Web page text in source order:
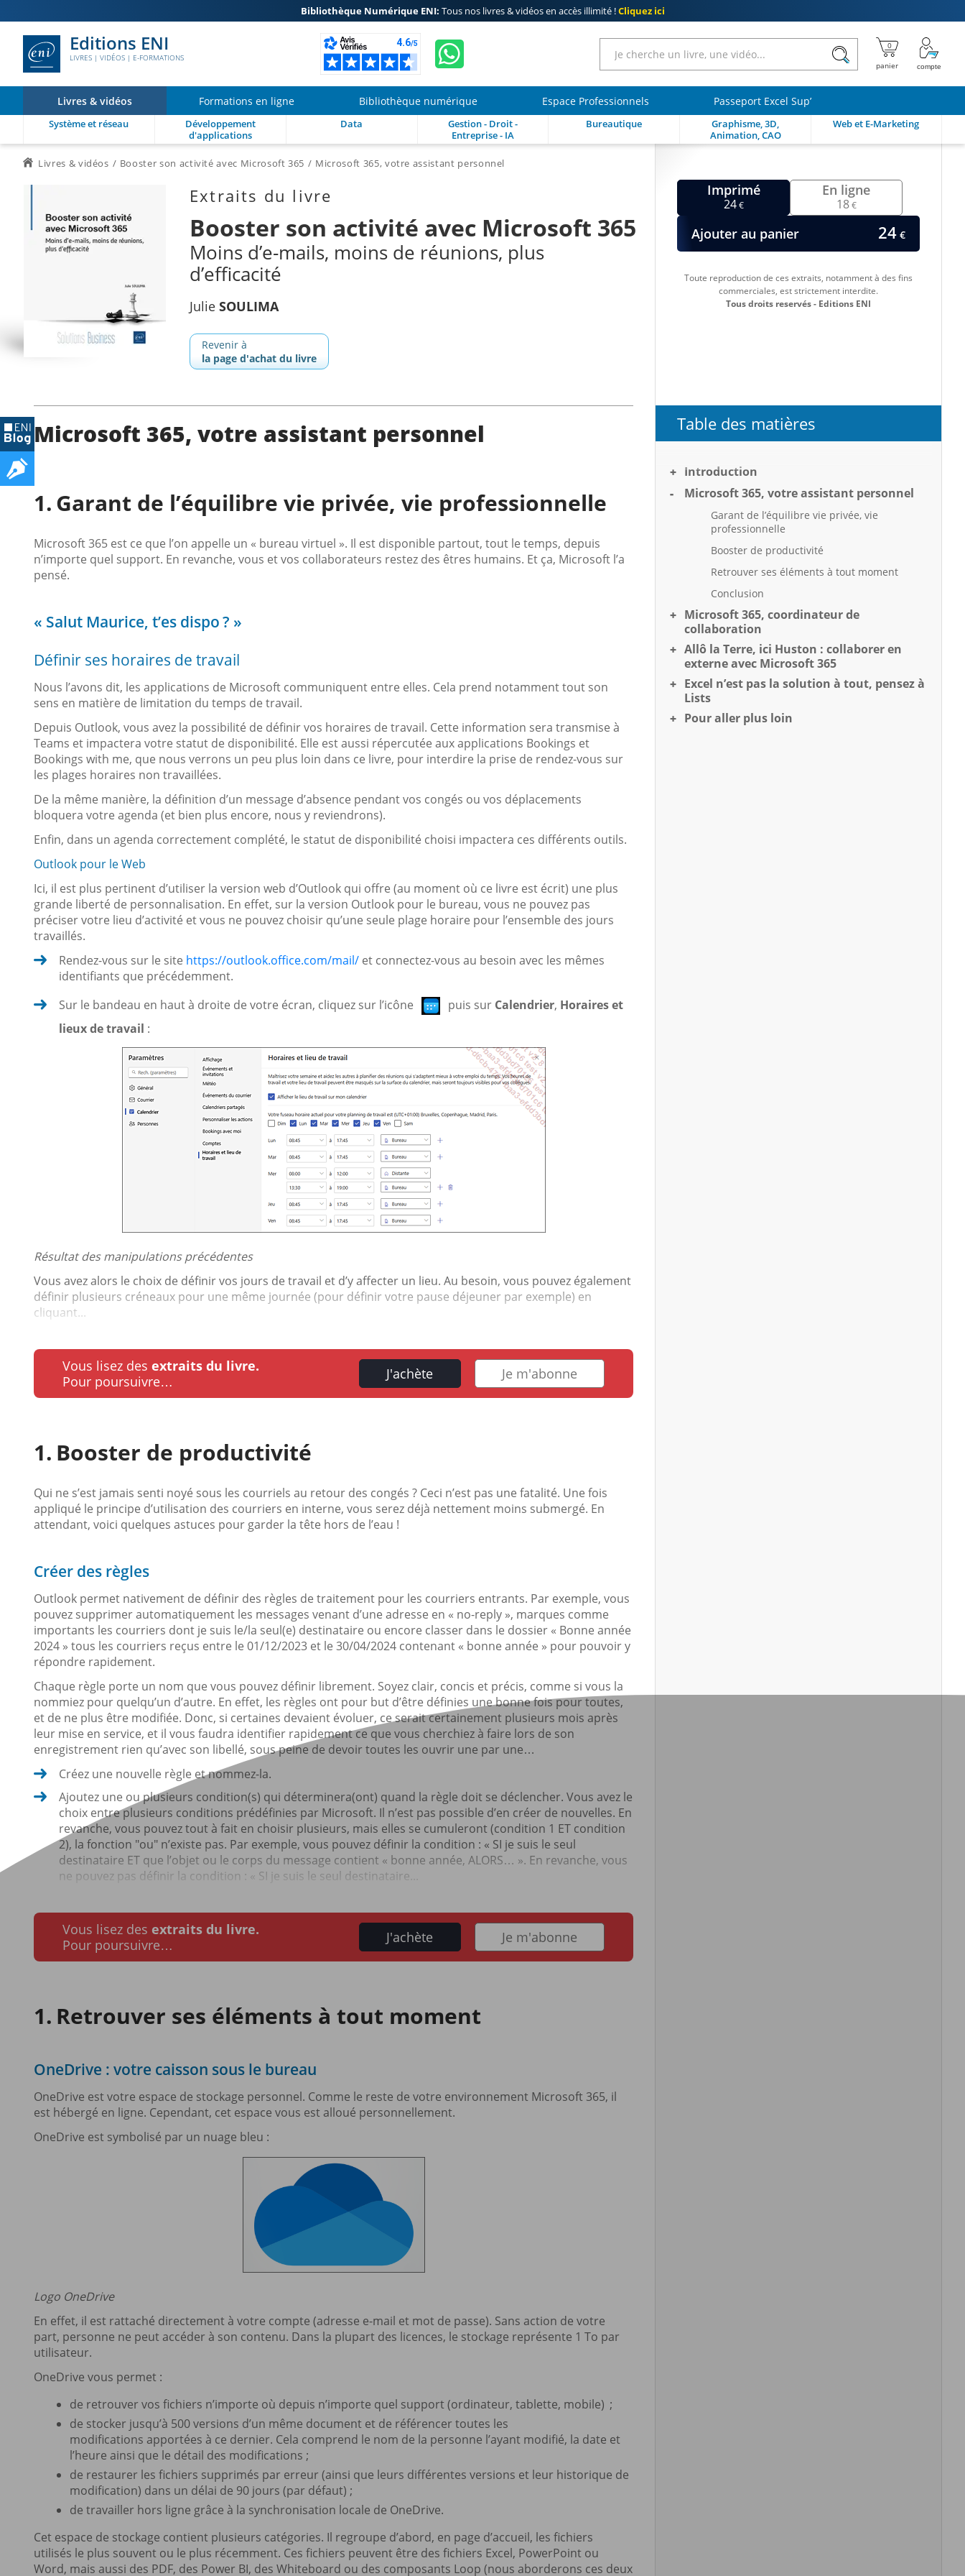
Bibliothèque Numérique ENI: Tous nos livres & vidéos en accès illimité !Cliquez ici
Editions ENI
LIVRES | VIDÉOS | E-FORMATIONS
Livres & vidéos Formations en ligne Bibliothèque numérique Espace Professionnels Passeport Excel Sup’
Système et réseau
Développement
d'applications
Data
Gestion - Droit -
Entreprise - IA
Bureautique
Graphisme, 3D,
Animation, CAO
Web et E-Marketing
Livres & vidéos Booster son activité avec Microsoft 365 Microsoft 365, votre assistant personnel
Extraits du livre
Booster son activité avec Microsoft 365
Moins d’e-mails, moins de réunions, plus
d’efficacité
Julie SOULIMA
Revenir à
la page d'achat du livre
Imprimé
24€
En ligne
18€
Ajouter au panier 24 €
Toute reproduction de ces extraits, notamment à des fins
commerciales, est strictement interdite.
Tous droits reservés - Editions ENI
Microsoft 365, votre assistant personnel
Garant de l’équilibre vie privée, vie professionnelle
Microsoft 365 est ce que l’on appelle un « bureau virtuel ». Il est disponible partout, tout le temps, depuis
n’importe quel support. En revanche, vous et vos collaborateurs restez des êtres humains. Et ça, Microsoft l’a
pensé.
« Salut Maurice, t’es dispo ? »
Définir ses horaires de travail
Nous l’avons dit, les applications de Microsoft communiquent entre elles. Cela prend notamment tout son
sens en matière de limitation du temps de travail.
Depuis Outlook, vous avez la possibilité de définir vos horaires de travail. Cette information sera transmise à
Teams et impactera votre statut de disponibilité. Elle est aussi répercutée aux applications Bookings et
Bookings with me, que nous verrons un peu plus loin dans ce livre, pour interdire la prise de rendez-vous sur
les plages horaires non travaillées.
De la même manière, la définition d’un message d’absence pendant vos congés ou vos déplacements
bloquera votre agenda (et bien plus encore, nous y reviendrons).
Enfin, dans un agenda correctement complété, le statut de disponibilité choisi impactera ces différents outils.
Outlook pour le Web
Ici, il est plus pertinent d’utiliser la version web d’Outlook qui offre (au moment où ce livre est écrit) une plus
grande liberté de personnalisation. En effet, sur la version Outlook pour le bureau, vous ne pouvez pas
préciser votre lieu d’activité et vous ne pouvez choisir qu’une seule plage horaire pour l’ensemble des jours
travaillés.
Rendez-vous sur le site https://outlook.office.com/mail/ et connectez-vous au besoin avec les mêmes
identifiants que précédemment.
Sur le bandeau en haut à droite de votre écran, cliquez sur l’icône
puis sur Calendrier, Horaires et
lieux de travail :
Résultat des manipulations précédentes
Vous avez alors le choix de définir vos jours de travail et d’y affecter un lieu. Au besoin, vous pouvez également
définir plusieurs créneaux pour une même journée (pour définir votre pause déjeuner par exemple) en
cliquant...
Vous lisez des extraits du livre.
Pour poursuivre…
J'achète Je m'abonne
Booster de productivité
Qui ne s’est jamais senti noyé sous les courriels au retour des congés ? Ceci n’est pas une fatalité. Une fois
appliqué le principe d’utilisation des courriers en interne, vous serez déjà nettement moins submergé. En
attendant, voici quelques astuces pour garder la tête hors de l’eau !
Créer des règles
Outlook permet nativement de définir des règles de traitement pour les courriers entrants. Par exemple, vous
pouvez supprimer automatiquement les messages venant d’une adresse en « no-reply », marques comme
importants les courriers dont je suis le/la seul(e) destinataire ou encore classer dans le dossier « Bonne année
2024 » tous les courriers reçus entre le 01/12/2023 et le 30/04/2024 contenant « bonne année » pour pouvoir y
répondre rapidement.
Chaque règle porte un nom que vous pouvez définir librement. Soyez clair, concis et précis, comme si vous la
nommiez pour quelqu’un d’autre. En effet, les règles ont pour but d’être définies une bonne fois pour toutes,
et de ne plus être modifiée. Donc, si certaines devaient évoluer, ce serait certainement plusieurs mois après
leur mise en service, et il vous faudra identifier rapidement ce que vous cherchiez à faire lors de son
enregistrement rien qu’avec son libellé, sous peine de devoir toutes les ouvrir une par une…
Créez une nouvelle règle et nommez-la.
Ajoutez une ou plusieurs condition(s) qui déterminera(ont) quand la règle doit se déclencher. Vous avez le
choix entre plusieurs conditions prédéfinies par Microsoft. Il n’est pas possible d’en créer de nouvelles. En
revanche, vous pouvez tout à fait en choisir plusieurs, mais elles se cumuleront (condition 1 ET condition
2), la fonction "ou" n’existe pas. Par exemple, vous pouvez définir la condition : « SI je suis le seul
destinataire ET que l’objet ou le corps du message contient « bonne année, ALORS… ». En revanche, vous
ne pouvez pas définir la condition : « SI je suis le seul destinataire...
Vous lisez des extraits du livre.
Pour poursuivre…
J'achète Je m'abonne
Retrouver ses éléments à tout moment
OneDrive : votre caisson sous le bureau
OneDrive est votre espace de stockage personnel. Comme le reste de votre environnement Microsoft 365, il
est hébergé en ligne. Cependant, cet espace vous est alloué personnellement.
OneDrive est symbolisé par un nuage bleu :
Logo OneDrive
En effet, il est rattaché directement à votre compte (adresse e-mail et mot de passe). Sans action de votre
part, personne ne peut accéder à son contenu. Dans la plupart des licences, le stockage représente 1 To par
utilisateur.
OneDrive vous permet :
de retrouver vos fichiers n’importe où depuis n’importe quel support (ordinateur, tablette, mobile) ;
de stocker jusqu’à 500 versions d’un même document et de référencer toutes les
modifications apportées à ce dernier. Cela comprend le nom de la personne l’ayant modifié, la date et
l’heure ainsi que le détail des modifications ;
de restaurer les fichiers supprimés par erreur (ainsi que leurs différentes versions et leur historique de
modification) dans un délai de 90 jours (par défaut) ;
de travailler hors ligne grâce à la synchronisation locale de OneDrive.
Cet espace de stockage contient plusieurs catégories. Il regroupe d’abord, en page d’accueil, les fichiers
utilisés le plus souvent ou le plus récemment. Ces fichiers peuvent être des fichiers Excel, PowerPoint ou
Word, mais aussi des PDF, des Power BI, des Whiteboard ou des composants Loop (nous aborderons ces deux
Table des matières
Introduction
Microsoft 365, votre assistant personnel
Garant de l’équilibre vie privée, vie
professionnelle
Booster de productivité
Retrouver ses éléments à tout moment
Conclusion
Microsoft 365, coordinateur de
collaboration
Allô la Terre, ici Huston : collaborer en
externe avec Microsoft 365
Excel n’est pas la solution à tout, pensez à
Lists
Pour aller plus loin